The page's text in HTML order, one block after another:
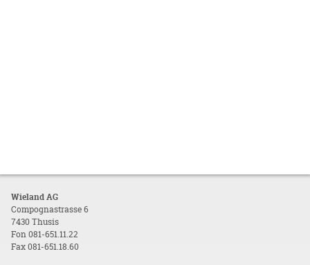
Wieland AG
Compognastrasse 6
7430 Thusis
Fon 081-651.11.22
Fax 081-651.18.60